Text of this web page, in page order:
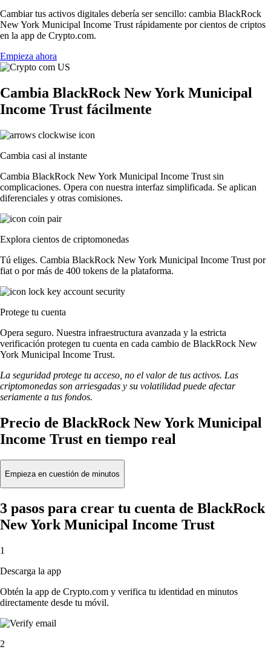
Cambiar tus activos digitales debería ser sencillo: cambia BlackRock
New York Municipal Income Trust rápidamente por cientos de criptos
en la app de Crypto.com.
Empieza ahora
Cambia BlackRock New York Municipal
Income Trust fácilmente
Cambia casi al instante
Cambia BlackRock New York Municipal Income Trust sin
complicaciones. Opera con nuestra interfaz simplificada. Se aplican
diferenciales y otras comisiones.
Explora cientos de criptomonedas
Tú eliges. Cambia BlackRock New York Municipal Income Trust por
fiat o por más de 400 tokens de la plataforma.
Protege tu cuenta
Opera seguro. Nuestra infraestructura avanzada y la estricta
verificación protegen tu cuenta en cada cambio de BlackRock New
York Municipal Income Trust.
La seguridad protege tu acceso, no el valor de tus activos. Las
criptomonedas son arriesgadas y su volatilidad puede afectar
seriamente a tus fondos.
Precio de BlackRock New York Municipal
Income Trust en tiempo real
Empieza en cuestión de minutos
3 pasos para crear tu cuenta de BlackRock
New York Municipal Income Trust
1
Descarga la app
Obtén la app de Crypto.com y verifica tu identidad en minutos
directamente desde tu móvil.
2